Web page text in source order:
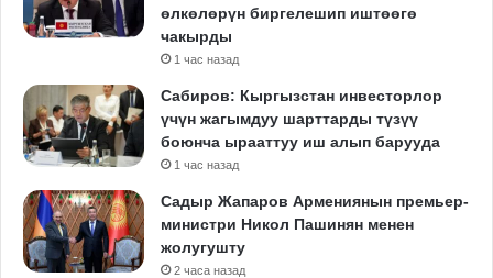
өлкөлөрүн биргелешип иштөөгө
чакырды
1 час назад
Сабиров: Кыргызстан инвесторлор
үчүн жагымдуу шарттарды түзүү
боюнча ырааттуу иш алып барууда
1 час назад
Садыр Жапаров Армениянын премьер-
министри Никол Пашинян менен
жолугушту
2 часа назад